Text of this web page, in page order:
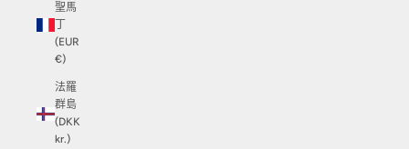
聖馬
(EUR
€)
法羅
群島
(DKK
kr.)